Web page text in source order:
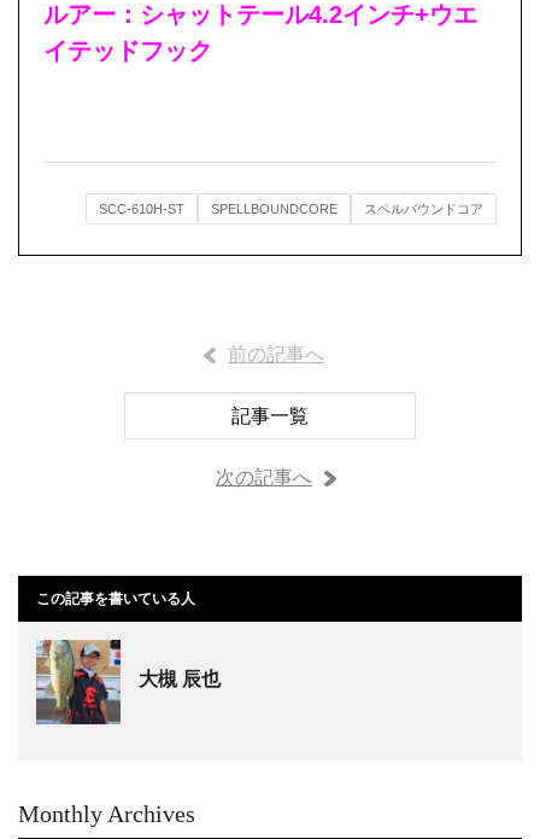
ルアー：シャットテール4.2インチ+ウエ
イテッドフック
SCC-610H-ST SPELLBOUNDCORE スペルバウンドコア
前の記事へ
記事一覧
次の記事へ
この記事を書いている人
大槻 辰也
Monthly Archives